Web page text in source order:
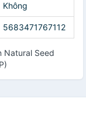
Không
5683471767112
Natural Seed